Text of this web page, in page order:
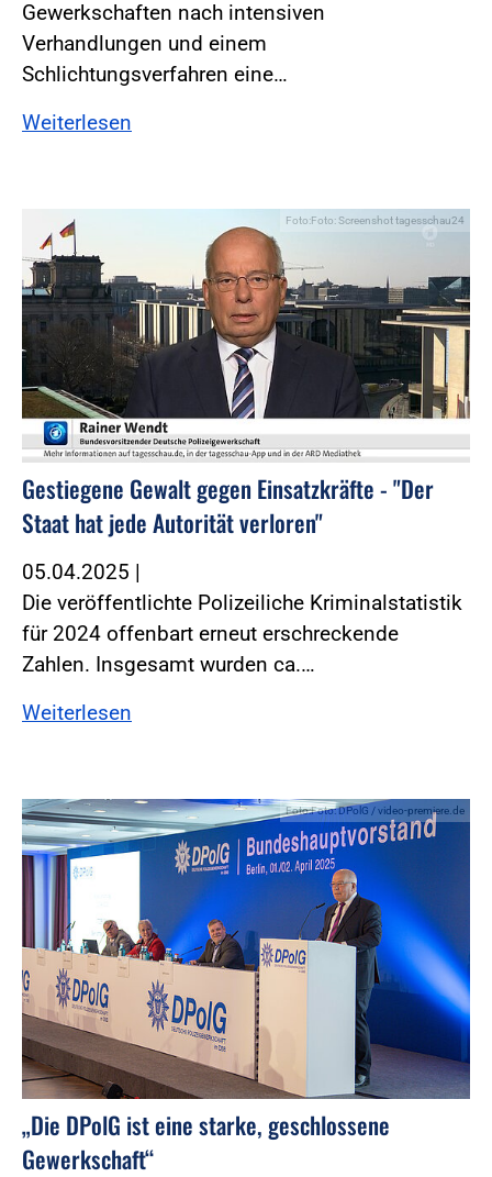
Gewerkschaften nach intensiven
Verhandlungen und einem
Schlichtungsverfahren eine…
Weiterlesen
Foto:Foto: Screenshot tagesschau24
Gestiegene Gewalt gegen Einsatzkräfte - "Der
Staat hat jede Autorität verloren"
05.04.2025 |
Die veröffentlichte Polizeiliche Kriminalstatistik
für 2024 offenbart erneut erschreckende
Zahlen. Insgesamt wurden ca.…
Weiterlesen
Foto:Foto: DPolG / video-premiere.de
„Die DPolG ist eine starke, geschlossene
Gewerkschaft“